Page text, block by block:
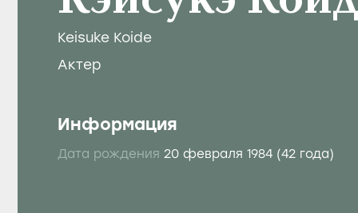
Keisuke Koide
Актер
Информация
Дата рождения 20 февраля 1984 (42 года)